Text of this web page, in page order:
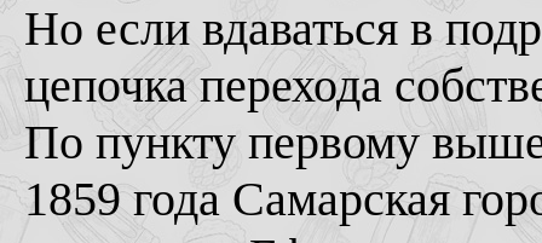
Но если вдаваться в
цепочка перехода
По пункту первому
1859 года Самарская